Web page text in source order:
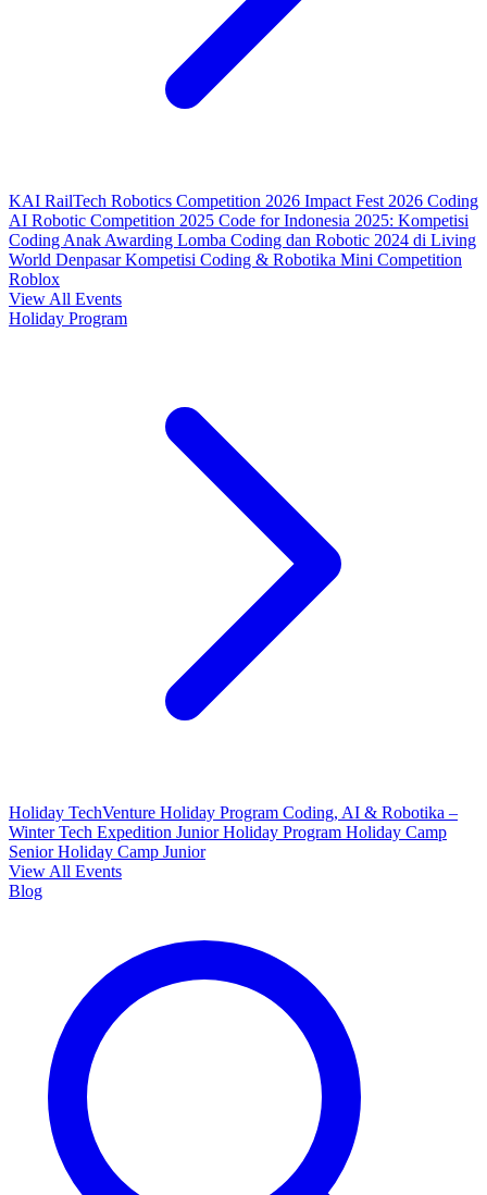
KAI RailTech Robotics Competition 2026 Impact Fest 2026 Coding
AI Robotic Competition 2025 Code for Indonesia 2025: Kompetisi
Coding Anak Awarding Lomba Coding dan Robotic 2024 di Living
World DenpasarKompetisi Coding & Robotika Mini Competition
Roblox
View All Events
Holiday Program
Holiday TechVenture Holiday Program Coding, AI & Robotika –
Winter Tech Expedition Junior Holiday Program Holiday Camp
SeniorHoliday Camp Junior
View All Events
Blog